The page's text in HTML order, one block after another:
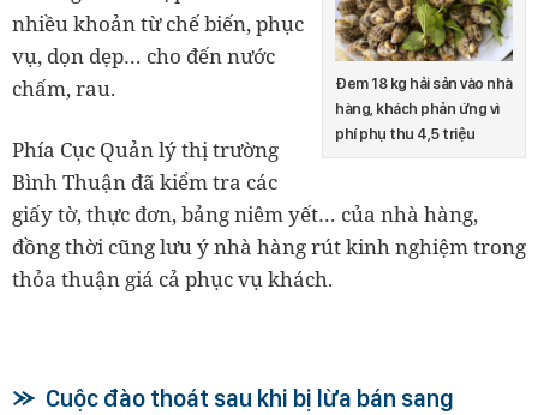
Đem 18 kg hải sản vào nhà
hàng, khách phản ứng vì
phí phụ thu 4,5 triệu
nhiều khoản từ chế biến, phục
vụ, dọn dẹp… cho đến nước
chấm, rau.
Phía Cục Quản lý thị trường
Bình Thuận đã kiểm tra các
giấy tờ, thực đơn, bảng niêm yết… của nhà hàng,
đồng thời cũng lưu ý nhà hàng rút kinh nghiệm trong
thỏa thuận giá cả phục vụ khách.
Cuộc đào thoát sau khi bị lừa bán sang